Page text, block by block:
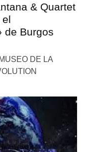
& Quartet
el
de Burgos
DE LA